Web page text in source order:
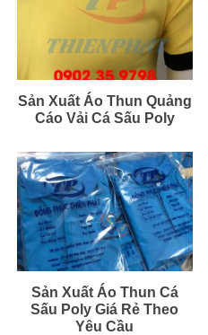
Sản Xuất Áo Thun Quảng
Cáo Vải Cá Sấu Poly
Sản Xuất Áo Thun Cá
Sấu Poly Giá Rẻ Theo
Yêu Cầu